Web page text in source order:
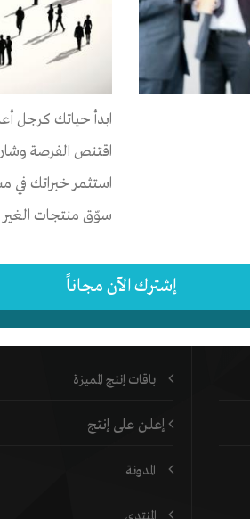
ابدأ حياتك كرجل
اقتنص الفرصة
استثمر خبراتك في
سوّق منتجات
إشترك الآن مجاناً
الحالة
متاح
باقات إنتج المميزة
إعلن على إنتج
المدونة